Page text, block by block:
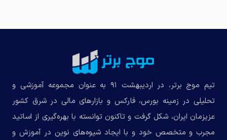
تیم موج برتر، در اردیبهشت ۹۱ به عنوان مجموعه‌ آموزشی و
تحلیلی در زمینه بورس، فارکس و بازارهای مالی در شرق کشور
عزیزمان ایران، شکل گرفت و تاکنون توانسته با بهره‌گیری از اساتید
مجرب و متخصص خود و با ایجاد شیوه‌های نوین در آموزش و